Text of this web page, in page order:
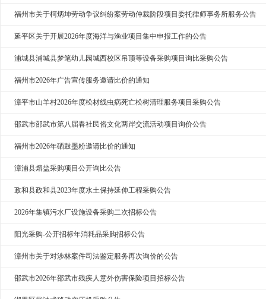
福州市关于柯炳坤劳动争议纠纷案劳动仲裁阶段项目委托律师事务所服务公告
延平区关于开展2026年度海洋与渔业项目集中申报工作的公告
浦城县浦城县梦笔幼儿园城西校区吊顶等设备采购项目询比采购公告
福州市2026年广告宣传服务邀请比价的通知
漳平市山羊村2026年度松材线虫病死亡松树清理服务项目采购公告
邵武市邵武市第八届春社民俗文化两岸交流活动项目询价公告
福州市2026年硒鼓墨粉邀请比价的通知
漳浦县熔盐采购项目公开询比公告
政和县政和县2023年度水土保持延伸工程采购公告
2026年集镇污水厂设施设备采购二次招标公告
阳光采购-公开招标年消耗品采购招标公告
漳州市关于对涉林案件司法鉴定服务再次询价的公告
邵武市2026年邵武市残疾人意外伤害保险项目招标公告